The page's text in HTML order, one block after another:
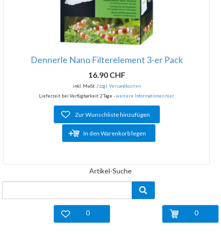
Dennerle Nano Filterelement 3-er Pack
16.90 CHF
inkl. MwSt. /zzgl. Versandkosten
Lieferzeit bei Verfügbarkeit 2 Tage -weitere Informationen hier
Zur Wunschliste hinzufügen
In den Warenkorb legen
Artikel-Suche
0
0